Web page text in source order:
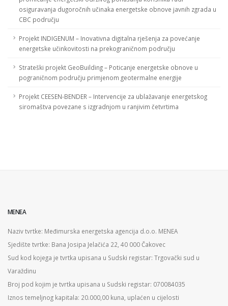
osiguravanja dugoročnih učinaka energetske obnove javnih zgrada u
CBC području
Projekt INDIGENUM – Inovativna digitalna rješenja za povećanje
energetske učinkovitosti na prekograničnom području
Strateški projekt GeoBuilding – Poticanje energetske obnove u
pograničnom području primjenom geotermalne energije
Projekt CEESEN-BENDER – Intervencije za ublažavanje energetskog
siromaštva povezane s izgradnjom u ranjivim četvrtima
MENEA
Naziv tvrtke: Međimurska energetska agencija d.o.o. MENEA
Sjedište tvrtke: Bana Josipa Jelačića 22, 40 000 Čakovec
Sud kod kojega je tvrtka upisana u Sudski registar: Trgovački sud u
Varaždinu
Broj pod kojim je tvrtka upisana u Sudski registar: 070084035
Iznos temeljnog kapitala: 20.000,00 kuna, uplaćen u cijelosti